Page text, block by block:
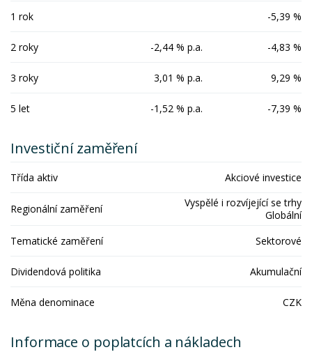
1 rok -5,39 %
2 roky -2,44 % p.a. -4,83 %
3 roky 3,01 % p.a. 9,29 %
5 let -1,52 % p.a. -7,39 %
Investiční zaměření
Třída aktiv Akciové investice
Regionální zaměření
Vyspělé i rozvíjející se trhy
Globální
Tematické zaměření
Sektorové
Dividendová politika Akumulační
Měna denominace CZK
Informace o poplatcích a nákladech